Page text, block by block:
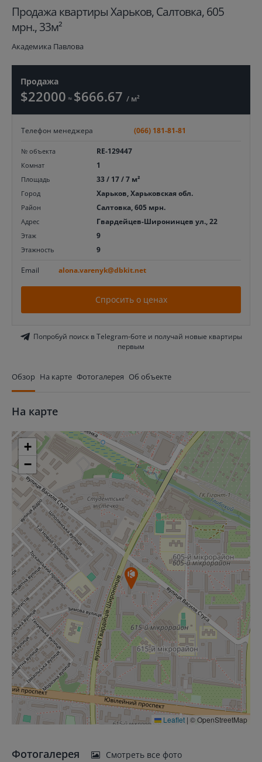
Продажа квартиры Харьков, Салтовка, 605
мрн., 33м²
Академика Павлова
Продажа
$22000 ≈ $666.67 / м²
Телефон менеджера (066) 181-81-81
№ объекта RE-129447
Комнат 1
Площадь 33 / 17 / 7 м²
Город Харьков, Харьковская обл.
Район Салтовка, 605 мрн.
Адрес Гвардейцев-Широнинцев ул., 22
Этаж 9
Этажность 9
Email alona.varenyk@dbkit.net
Спросить о ценах
Попробуй поиск в Telegram-боте и получай новые квартиры
первым
Обзор На карте Фотогалерея Об объекте
На карте
+
−
Leaflet | © OpenStreetMap
Фотогалерея Смотреть все фото